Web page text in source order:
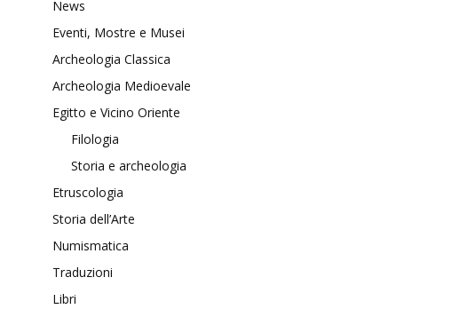
News
Eventi, Mostre e Musei
Archeologia Classica
Archeologia Medioevale
Egitto e Vicino Oriente
Filologia
Storia e archeologia
Etruscologia
Storia dell’Arte
Numismatica
Traduzioni
Libri